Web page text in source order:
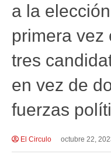
a la
primera vez
tres
en vez de
fuerzas
El Circulo octubre 22,